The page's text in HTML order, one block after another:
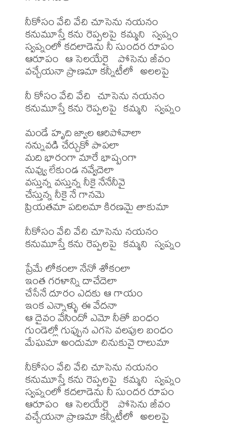
నీకోసం వేచి వేచి చూసెను నయనం
కనుమూస్తే కను రెప్పలపై కమ్మని  స్వప్నం
స్వప్నంలో కదలాడెను నీ సుందర రూపం
ఆరూపం  ఆ సెలయేరై   పోసెను జీవం
వచ్చేయనా ప్రాణమా కన్నీటీలో  అలలపై
నీ కోసం వేచి వేచి  చూసెను నయనం
కనుమూస్తే కను రెప్పలపై  కమ్మని  స్వప్నం
మండే హృది జ్వాల ఆరిపోవాలా
నన్నువడి చేర్చుకో పాపలా
మది భారంగా మారే భాష్పంగా
నువ్వు లేకుండ నవ్వేదెలా
వస్తున్న వస్తున్న నీకై నేనేనీవై
చేస్తున్న నీకై నే గానమె
ప్రియతమా పదిలమా కిరణమై తాకుమా
నీకోసం వేచి వేచి చూసెను నయనం
కనుమూస్తే కను రెప్పలపై  కమ్మని  స్వప్నం
ప్రేమే లోకంలా నేనో శోకంలా
ఇంత గరళాన్ని దాచేదెలా
చేసేనే దూరం ఎదకు ఆ గాయం
ఇంక ఎన్నాళ్ళు ఈ వేదనా
ఆ దైవం వేసిందో ఎమో నీతో బంధం
గుండెల్లో గుప్పున ఎగసె వలపుల బంధం
మేఘమా అందుమా చినుకువై రాలుమా
నీకోసం వేచి వేచి చూసెను నయనం
కనుమూస్తే కను రెప్పలపై  కమ్మని  స్వప్నం
స్వప్నంలో కదలాడెను నీ సుందర రూపం
ఆరూపం  ఆ సెలయేరై   పోసెను జీవం
వచ్చేయనా ప్రాణమా కన్నీటీలో  అలలపై